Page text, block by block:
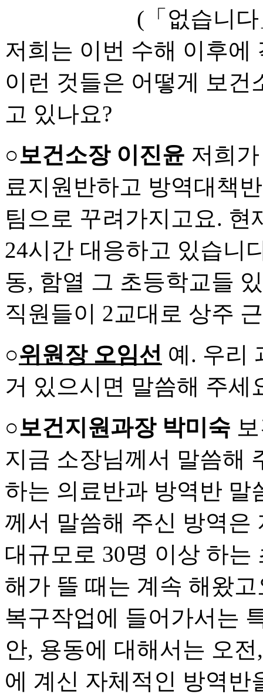
(「없습니
저희는 이번 수해 이후에
이런 것들은 어떻게 보건
고 있나요?
○보건소장 이진윤 저희
료지원반하고 방역대책
팀으로 꾸려가지고요.
24시간 대응하고 있습니
동, 함열 그 초등학교들
직원들이 2교대로 상주
○위원장 오임선 예. 우리
거 있으시면 말씀해 주세
○보건지원과장 박미숙
지금 소장님께서 말씀해
하는 의료반과 방역반 말
께서 말씀해 주신 방역은
대규모로 30명 이상 하
해가 뜰 때는 계속 해왔
복구작업에 들어가서는
안, 용동에 대해서는 오
에 계신 자체적인 방역반